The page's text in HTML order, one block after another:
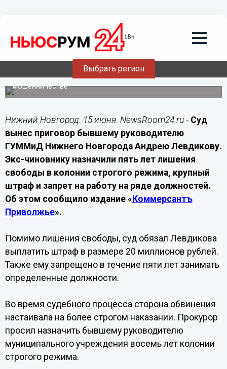
Выбрать регион
Экс-руководителя нижегородского
ГУММиД отправили в колонию на пять
Бывшего руководителя муниципального учреждения
признали виновным по делу о коррупции и
мошенничестве
Нижний Новгород. 15 июня. NewsRoom24.ru - Суд
вынес приговор бывшему руководителю
ГУММиД Нижнего Новгорода Андрею Левдикову.
Экс-чиновнику назначили пять лет лишения
свободы в колонии строгого режима, крупный
штраф и запрет на работу на ряде должностей.
Об этом сообщило издание « Коммерсантъ
Приволжье».
Помимо лишения свободы, суд обязал Левдикова
выплатить штраф в размере 20 миллионов рублей.
Также ему запрещено в течение пяти лет занимать
определенные должности.
Во время судебного процесса сторона обвинения
настаивала на более строгом наказании. Прокурор
просил назначить бывшему руководителю
муниципального учреждения восемь лет колонии
строгого режима.